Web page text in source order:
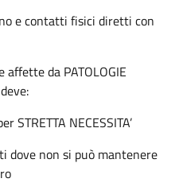
e contatti fisici diretti con
da PATOLOGIE
STRETTA NECESSITA’
dove non si può mantenere